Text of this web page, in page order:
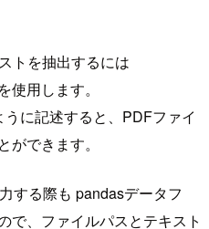
トを抽出するには
を使用します。
に記述すると、PDFファイ
できます。
する際も pandasデータフ
で、ファイルパスとテキスト